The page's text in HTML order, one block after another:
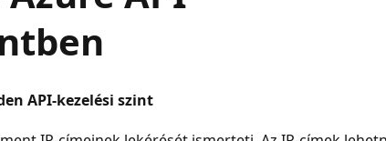
API-kezelési szint